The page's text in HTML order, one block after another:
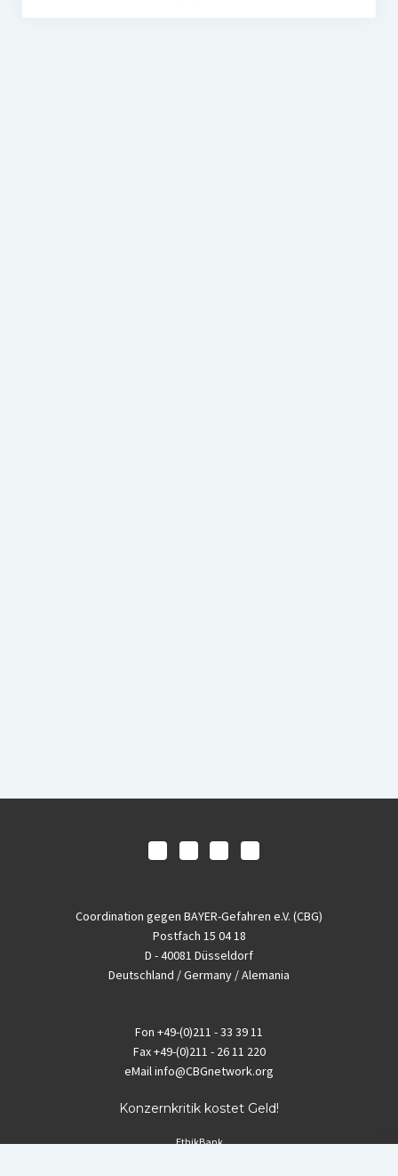
Coordination gegen BAYER-Gefahren e.V. (CBG)
Postfach 15 04 18
D - 40081 Düsseldorf
Deutschland / Germany / Alemania
Fon +49-(0)211 - 33 39 11
Fax+49-(0)211 - 26 11 220
eMailinfo@CBGnetwork.org
Konzernkritik kostet Geld!
EthikBank